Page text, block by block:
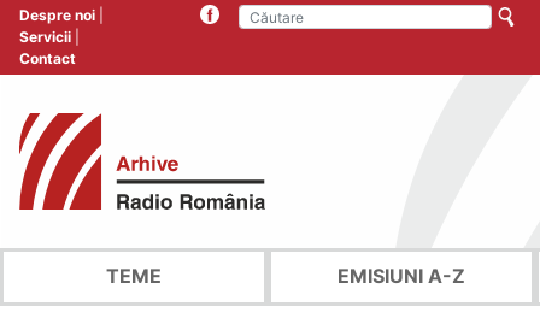
Despre noi
Servicii
Contact
TEME EMISIUNI A-Z